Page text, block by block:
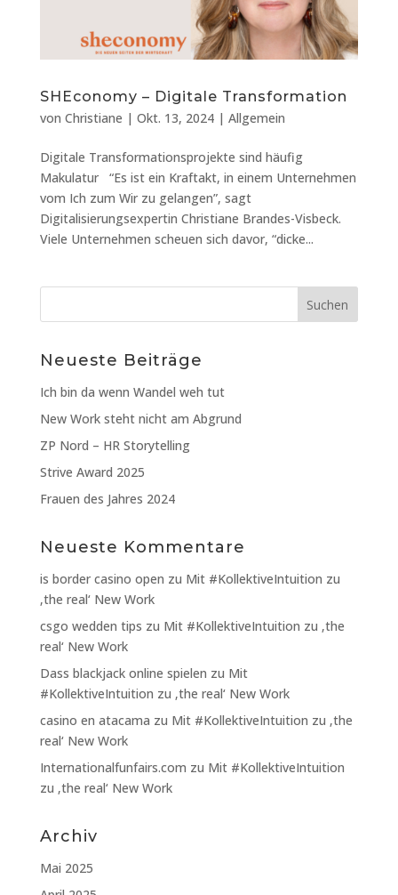
SHEconomy – Digitale Transformation
von Christiane | Okt. 13, 2024| Allgemein
Digitale Transformationsprojekte sind häufig
Makulatur “Es ist ein Kraftakt, in einem Unternehmen
vom Ich zum Wir zu gelangen”, sagt
Digitalisierungsexpertin Christiane Brandes-Visbeck.
Viele Unternehmen scheuen sich davor, “dicke...
Neueste Beiträge
Ich bin da wenn Wandel weh tut
New Work steht nicht am Abgrund
ZP Nord – HR Storytelling
Strive Award 2025
Frauen des Jahres 2024
Neueste Kommentare
is border casino open zu Mit #KollektiveIntuition zu
‚the real‘ New Work
csgo wedden tips zu Mit #KollektiveIntuition zu ‚the
real‘ New Work
Dass blackjack online spielen zu Mit
#KollektiveIntuition zu ‚the real‘ New Work
casino en atacama zu Mit #KollektiveIntuition zu ‚the
real‘ New Work
Internationalfunfairs.com zu Mit #KollektiveIntuition
zu ‚the real‘ New Work
Archiv
Mai 2025